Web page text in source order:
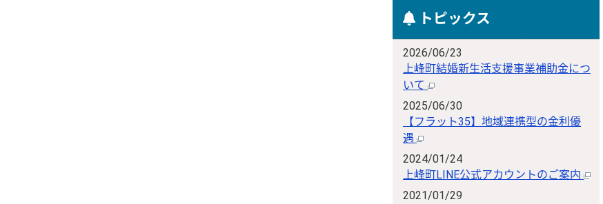
トピックス
2026/06/23
上峰町結婚新生活支援事業補助金につ
いて
2025/06/30
【フラット35】地域連携型の金利優
遇
2024/01/24
上峰町LINE公式アカウントのご案内
2021/01/29